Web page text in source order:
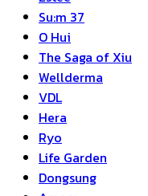
Su:m 37
O Hui
The Saga of Xiu
Wellderma
VDL
Hera
Ryo
Life Garden
Dongsung